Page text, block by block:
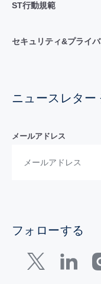
ST行動規範
セキュリティ&プライ
ニュースレター
メールアドレス
フォローする